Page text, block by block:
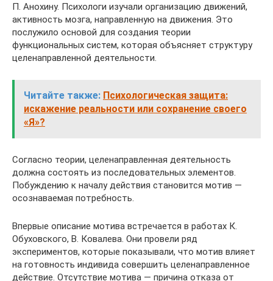
П. Анохину. Психологи изучали организацию движений,
активность мозга, направленную на движения. Это
послужило основой для создания теории
функциональных систем, которая объясняет структуру
целенаправленной деятельности.
Читайте также: Психологическая защита:
искажение реальности или сохранение своего
«Я»?
Согласно теории, целенаправленная деятельность
должна состоять из последовательных элементов.
Побуждению к началу действия становится мотив —
осознаваемая потребность.
Впервые описание мотива встречается в работах К.
Обуховского, В. Ковалева. Они провели ряд
экспериментов, которые показывали, что мотив влияет
на готовность индивида совершить целенаправленное
действие. Отсутствие мотива — причина отказа от